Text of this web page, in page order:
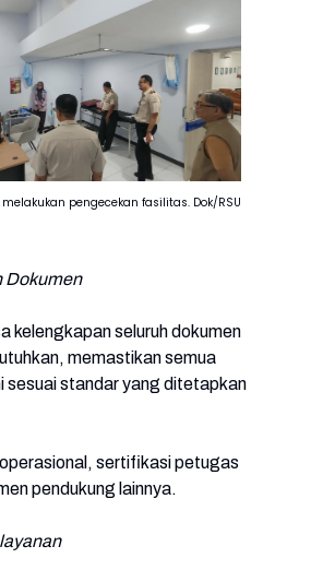
melakukan pengecekan fasilitas. Dok/RSU
Dokumen
kelengkapan seluruh dokumen
memastikan semua
sesuai standar yang ditetapkan
sertifikasi petugas
pendukung lainnya.